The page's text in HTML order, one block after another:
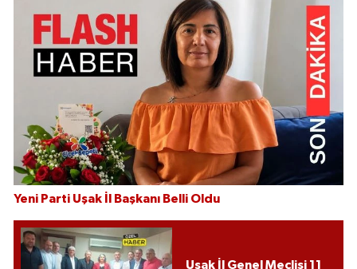
Yeni Parti Uşak İl Başkanı Belli Oldu
Uşak İl Genel Meclisi 11